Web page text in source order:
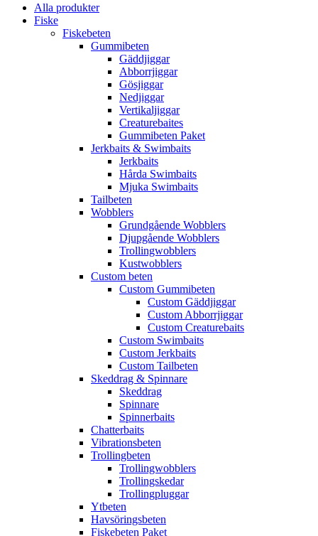
Alla produkter
Fiske
Fiskebeten
Gummibeten
Gäddjiggar
Abborrjiggar
Gösjiggar
Nedjiggar
Vertikaljiggar
Creaturebaites
Gummibeten Paket
Jerkbaits & Swimbaits
Jerkbaits
Hårda Swimbaits
Mjuka Swimbaits
Tailbeten
Wobblers
Grundgående Wobblers
Djupgående Wobblers
Trollingwobblers
Kustwobblers
Custom beten
Custom Gummibeten
Custom Gäddjiggar
Custom Abborrjiggar
Custom Creaturebaits
Custom Swimbaits
Custom Jerkbaits
Custom Tailbeten
Skeddrag & Spinnare
Skeddrag
Spinnare
Spinnerbaits
Chatterbaits
Vibrationsbeten
Trollingbeten
Trollingwobblers
Trollingskedar
Trollingpluggar
Ytbeten
Havsöringsbeten
Fiskebeten Paket